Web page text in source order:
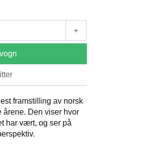
+
framstilling av norsk
årene. Den viser hvor
har vært, og ser på